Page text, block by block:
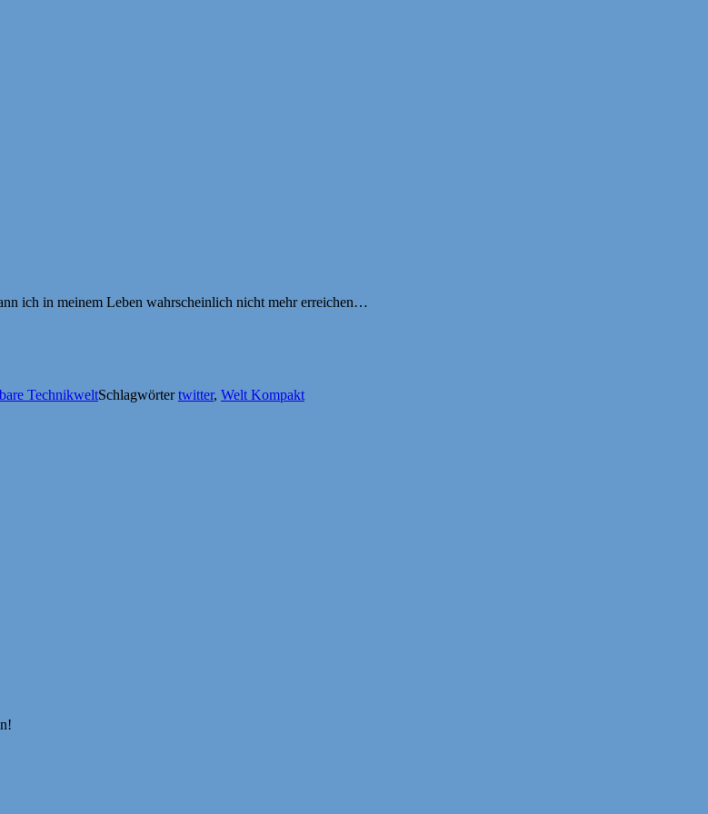
ich in meinem Leben wahrscheinlich nicht mehr erreichen…
TechnikweltSchlagwörtertwitter, Welt Kompakt